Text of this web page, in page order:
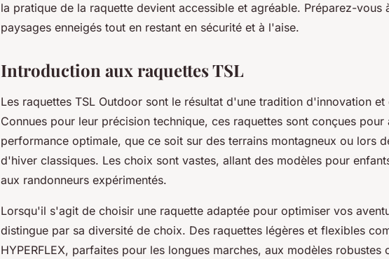
la pratique de la raquette devient accessible et agréable. Préparez-vous
paysages enneigés tout en restant en sécurité et à l'aise.
Introduction aux raquettes TSL
Les raquettes TSL Outdoor sont le résultat d'une tradition d'innovation et
Connues pour leur précision technique, ces raquettes sont conçues pour
performance optimale, que ce soit sur des terrains montagneux ou lors
d'hiver classiques. Les choix sont vastes, allant des modèles pour
aux randonneurs expérimentés.
Lorsqu'il s'agit de choisir une raquette adaptée pour optimiser vos
distingue par sa diversité de choix. Des raquettes légères et flexibles
HYPERFLEX, parfaites pour les longues marches, aux modèles robustes